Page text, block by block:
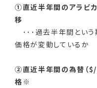
①直近半年間のアラビ
移
･･･過去半年間という
価格が変動しているか
②直近半年間の為替（$/
格※